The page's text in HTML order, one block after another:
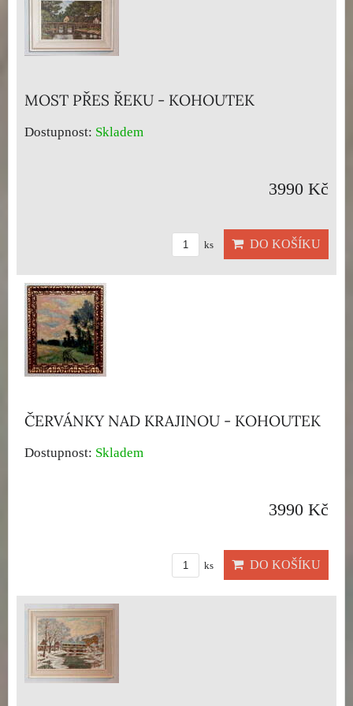
MOST PŘES ŘEKU - KOHOUTEK
Dostupnost: Skladem
3990 Kč
ks DO KOŠÍKU
ČERVÁNKY NAD KRAJINOU - KOHOUTEK
Dostupnost: Skladem
3990 Kč
ks DO KOŠÍKU